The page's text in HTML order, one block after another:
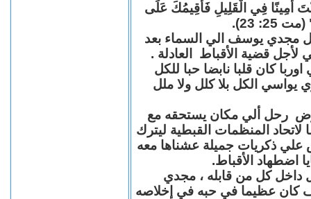
أَمِينًا فِي الْقَلِيلِ فَأُقِيمُكَ عَلَى
23).
مجدي يوسف الي السماء بعد
قضية الأقباط العادلة .
كان قلبا نابضا حبا للكل
يواسي الكل بلا كلل ولا ملل
رحل ألي مكان يستحقه مع
المنظمات القبطية ليترك
علي ذكريات جميلة عشناها معه
اضطهاد الأقباط.
داخل كل من قابله ، مجدي
عظيما في حبه في إخلاصه